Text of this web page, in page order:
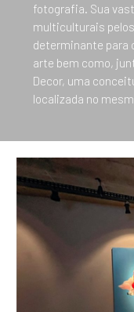
fotografia. Sua
multiculturais
determinante para
arte bem como,
Decor, uma
localizada no